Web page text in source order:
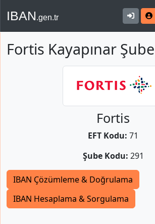
IBAN.gen.tr
Fortis Kayapınar
Fortis
EFT Kodu: 71
Şube Kodu: 291
IBAN Çözümleme & Doğrulama
IBAN Hesaplama & Sorgulama